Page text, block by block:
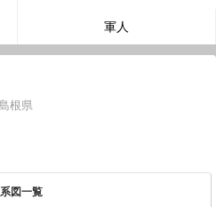
軍人
根県
図一覧